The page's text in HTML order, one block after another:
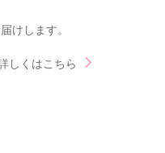
けします。
しくはこちら